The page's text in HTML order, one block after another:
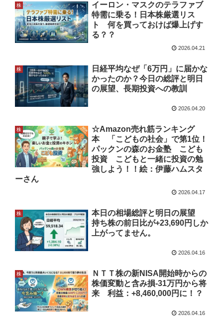
株
イーロン・マスクのテラファブ
特需に乗る！日本株厳選リス
ト 何を買っておけば爆上げす
る？？
2026.04.21
株
日経平均なぜ「6万円」に届かな
かったのか？今日の総評と明日
の展望、長期投資への教訓
2026.04.20
株
☆Amazon売れ筋ランキング
本 「こどもの社会」で第1位！
パックンの森のお金塾 こども
投資 こどもと一緒に投資の勉
強しよう！！絵：伊藤ハムスタ
ーさん
2026.04.17
株
本日の相場総評と明日の展望
持ち株の前日比が+23,690円しか
上がってません。
2026.04.16
株
ＮＴＴ株の新NISA開始時からの
株価変動と含み損-31万円から将
来 利益：+8,460,000円に！？
2026.04.16